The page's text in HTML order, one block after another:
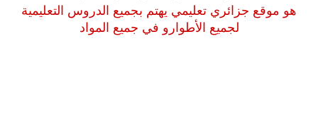
هو موقع جزائري تعليمي يهتم بجميع الدروس التعليمية
لجميع الأطوارو في جميع المواد